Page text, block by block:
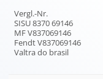
Vergl.-Nr.
SISU 8370 69146
MF V837069146
Fendt V837069146
Valtra do brasil